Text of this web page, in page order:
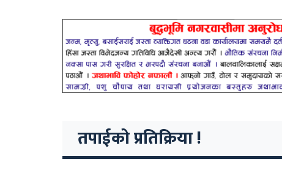
तपाईको प्रतिक्रिया !